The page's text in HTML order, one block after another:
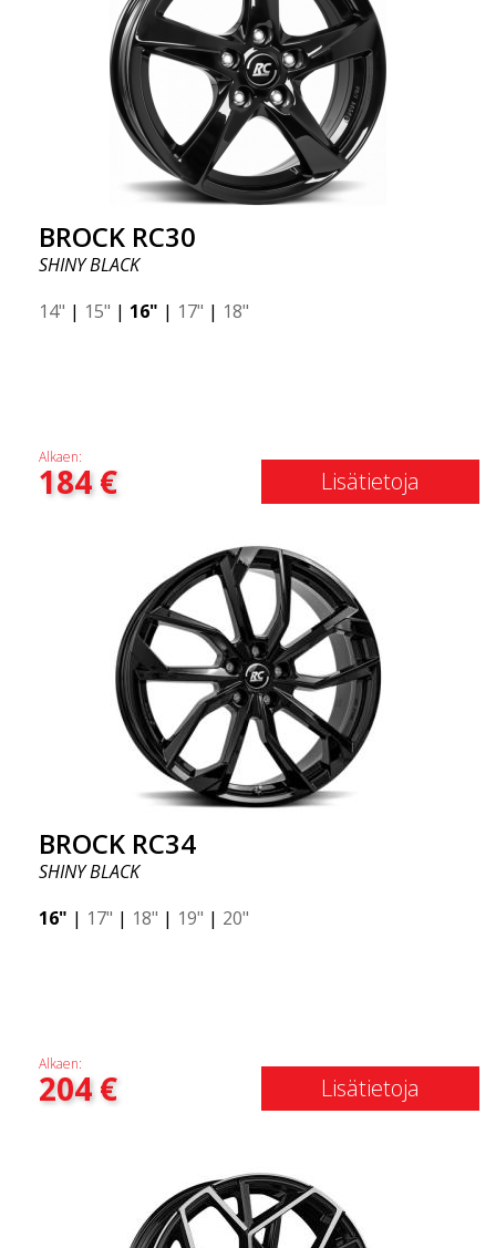
BROCK RC30
SHINY BLACK
14" | 15" | 16" | 17" | 18"
Alkaen:
184€ Lisätietoja
BROCK RC34
SHINY BLACK
16" | 17" | 18" | 19" | 20"
Alkaen:
204€ Lisätietoja